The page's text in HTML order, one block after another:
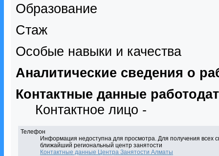
Образование
Стаж
Особые навыки и качества
Аналитические сведения о
Контактные данные
Контактное лицо -
Телефон
Информация недоступна для просмотра. Для получения всех
ближайший региональный центр занятости
Контактные данные Центра Занятости Алматы